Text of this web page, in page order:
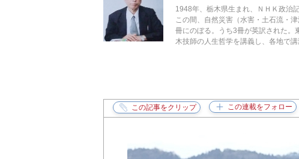
1948年、栃木県生まれ、ＮＨＫ政治
この間、自然災害（水害・土石流・
冊にのぼる。うち3冊が英訳された。
木技師の人生哲学を講義し、各地で